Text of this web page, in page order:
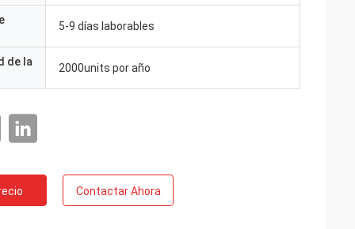
5-9 días laborables
de la
2000units por año
Contactar Ahora